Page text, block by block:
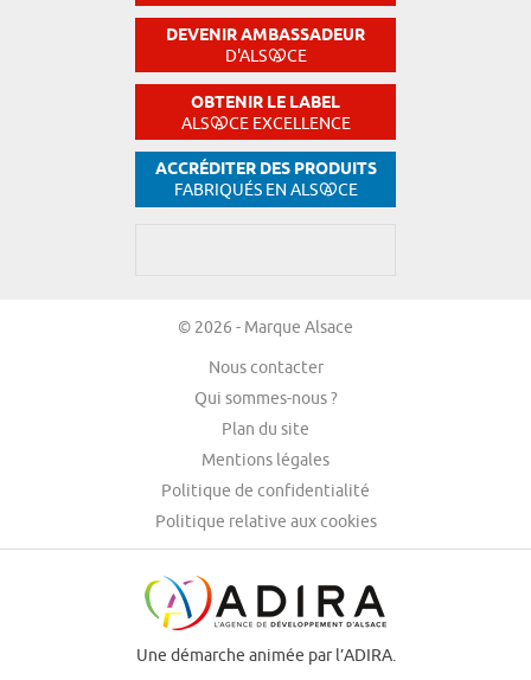
DEVENIR AMBASSADEUR
D'ALS CE
OBTENIR LE LABEL
ALS CE EXCELLENCE
ACCRÉDITER DES PRODUITS
FABRIQUÉS EN ALS CE
© 2026 - Marque Alsace
Nous contacter
Qui sommes-nous ?
Plan du site
Mentions légales
Politique de confidentialité
Politique relative aux cookies
Une démarche animée par l’ADIRA.